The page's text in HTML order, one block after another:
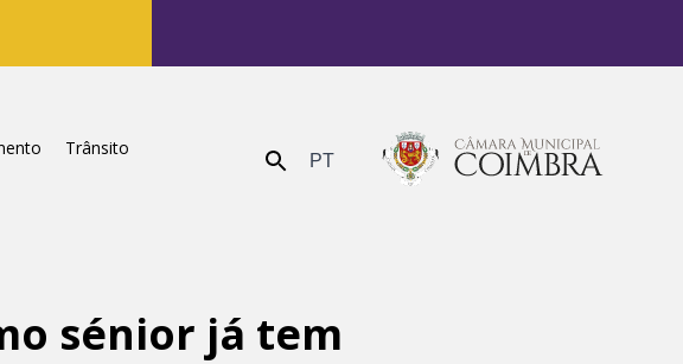
Trânsito
Enviar PT
sénior já tem